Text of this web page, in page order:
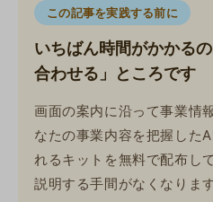
この記事を実践する前に
いちばん時間がかかる
合わせる」ところです
画面の案内に沿って事業情
なたの事業内容を把握した
れるキットを無料で配布し
説明する手間がなくなります